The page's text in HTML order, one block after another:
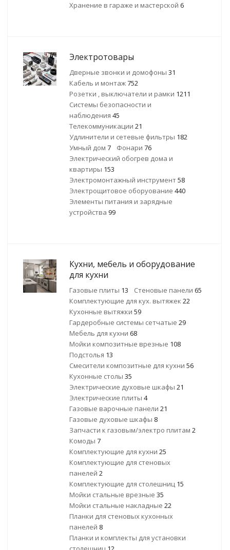
Хранение в гараже и мастерской 6
Электротовары
Дверные звонки и домофоны 31
Кабель и монтаж752
Розетки , выключатели и рамки 1211
Системы безопасности и
наблюдения 45
Телекоммуникации 21
Удлинители и сетевые фильтры 182
Умный дом 7 Фонари 76
Электрический обогрев дома и
квартиры 153
Электромонтажный инструмент58
Электрощитовое оборуование 440
Элементы питания и зарядные
устройства 99
Кухни, мебель и оборудование
для кухни
Газовые плиты 13 Стеновые панели 65
Комплектующие для кух. вытяжек 22
Кухонные вытяжки 59
Гардеробные системы сетчатые 29
Мебель для кухни 68
Мойки композитные врезные 108
Подстолья 13
Смесители композитные для кухни 56
Кухонные столы 35
Электрические духовые шкафы 21
Электрические плиты 4
Газовые варочные панели 21
Газовые духовые шкафы 8
Запчасти к газовым/электро плитам 2
Комоды 7
Комплектующие для кухни 25
Комплектующие для стеновых
панелей 2
Комплектующие для столешниц 15
Мойки стальные врезные 35
Мойки стальные накладные 22
Планки для стеновых кухонных
панелей 8
Планки и комплекты для установки